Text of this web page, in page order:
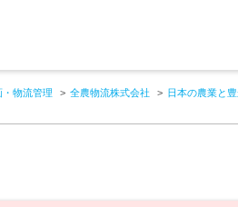
・物流管理 全農物流株式会社
日本の農業と